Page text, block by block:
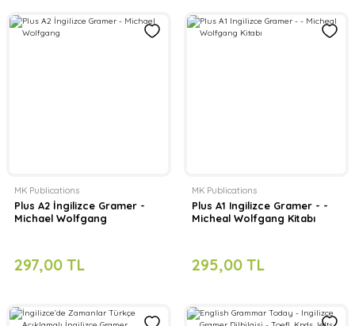
MK Publications
Plus A2 İngilizce Gramer -
Michael Wolfgang
297,00 TL
MK Publications
Plus A1 Ingilizce Gramer - -
Micheal Wolfgang Kitabı
295,00 TL